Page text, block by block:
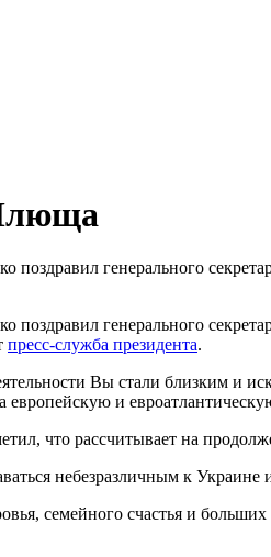
генерального
генерального
пресс-служба президента.
Вы стали близким и
европейскую и
что рассчитывает на
небезразличным к
семейного счастья и